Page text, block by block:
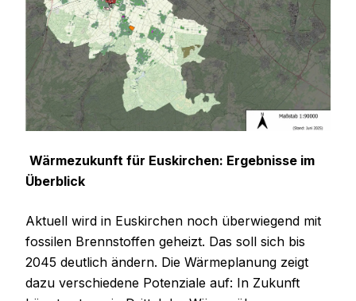
Wärmezukunft für Euskirchen: Ergebnisse im
Überblick
Aktuell wird in Euskirchen noch überwiegend mit
fossilen Brennstoffen geheizt. Das soll sich bis
2045 deutlich ändern. Die Wärmeplanung zeigt
dazu verschiedene Potenziale auf: In Zukunft